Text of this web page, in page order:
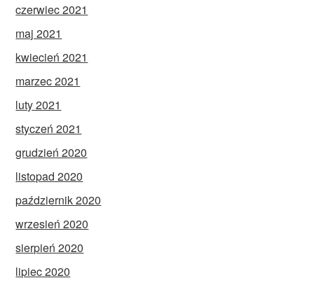
czerwiec 2021
maj 2021
kwiecień 2021
marzec 2021
luty 2021
styczeń 2021
grudzień 2020
listopad 2020
październik 2020
wrzesień 2020
sierpień 2020
lipiec 2020